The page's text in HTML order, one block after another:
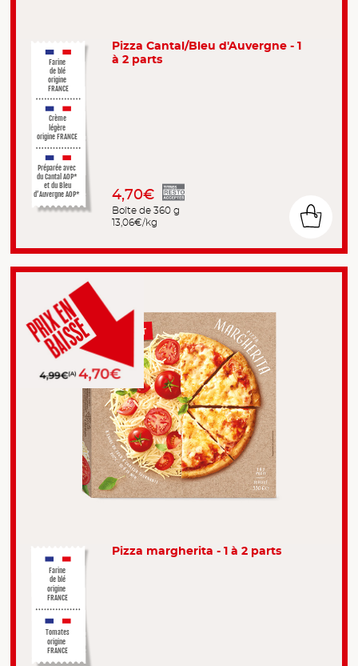
Crème
légère
origine FRANCE
Farine
de blé
origine
FRANCE
Préparée avec
du Cantal AOP*
et du Bleu
d’Auvergne AOP*
Pizza Cantal/Bleu d'Auvergne - 1
à 2 parts
4,70€
Boîte de 360 g
13,06€/kg
Tomates
origine
FRANCE
Farine
de blé
origine
FRANCE
Pizza margherita - 1 à 2 parts